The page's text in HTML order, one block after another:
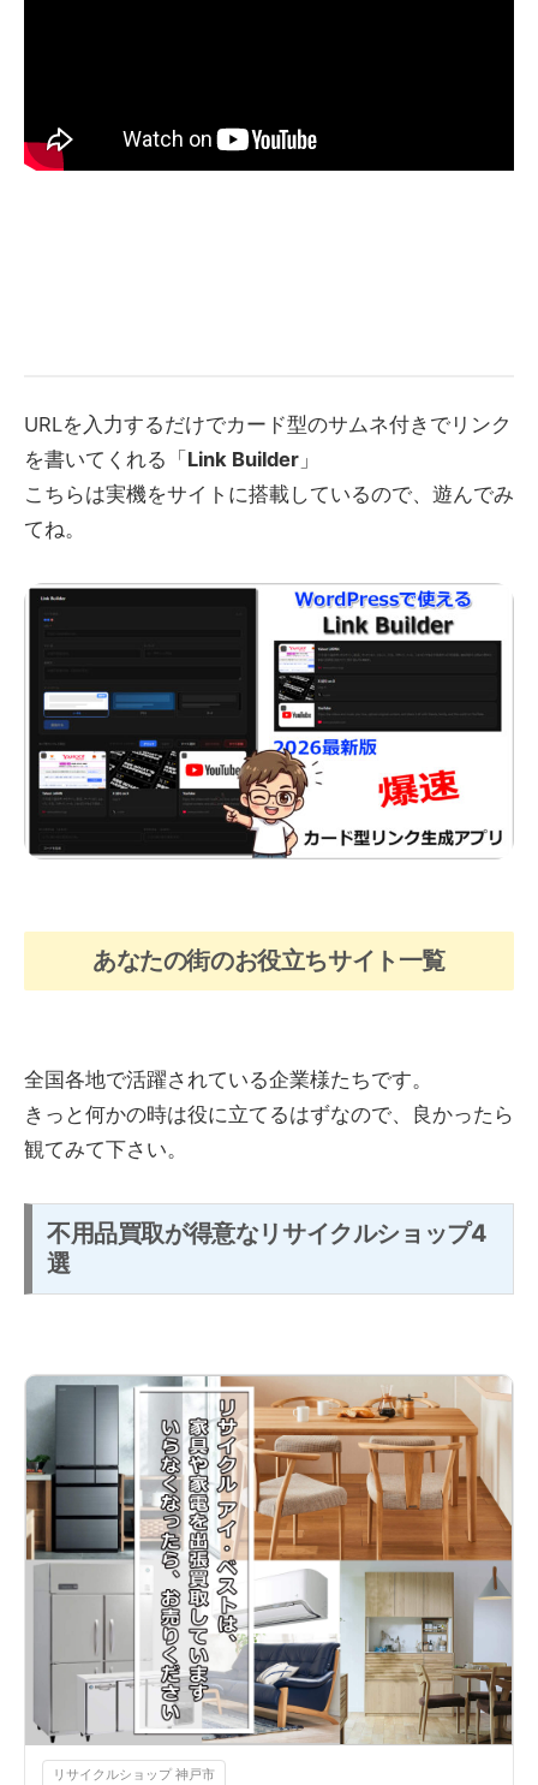
URLを入力するだけでカード型のサムネ付きでリンク
を書いてくれる「 Link Builder 」
こちらは実機をサイトに搭載しているので、遊んでみ
てね。
あなたの街のお役立ちサイト一覧
全国各地で活躍されている企業様たちです。
きっと何かの時は役に立てるはずなので、良かったら
観てみて下さい。
不用品買取が得意なリサイクルショップ4
選
リサイクルショップ 神戸市